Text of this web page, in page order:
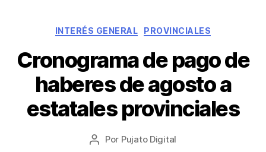
INTERÉS GENERAL PROVINCIALES
Cronograma de pago de
haberes de agosto a
estatales provinciales
Por Pujato Digital